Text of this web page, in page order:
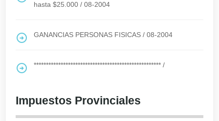
hasta $25.000 / 08-2004
GANANCIAS PERSONAS FISICAS / 08-2004
**************************************************** /
Impuestos Provinciales